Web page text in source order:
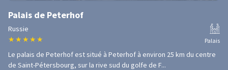
Palais de Peterhof
Russie
★ ★ ★ ★ ★ Palais
Le palais de Peterhof est situé à Peterhof à environ 25 km du centre
de Saint-Pétersbourg, sur la rive sud du golfe de F...